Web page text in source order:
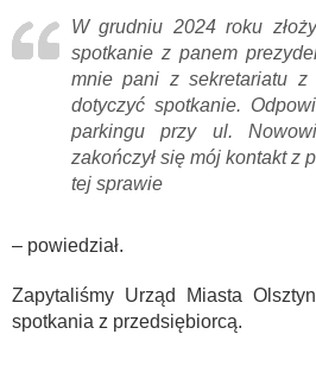
W grudniu 2024 roku
spotkanie z panem
mnie pani z sekretariatu z
dotyczyć spotkanie.
parkingu przy ul.
zakończył się mój kontakt z
tej sprawie
– powiedział.
Zapytaliśmy Urząd Miasta
spotkania z przedsiębiorcą.